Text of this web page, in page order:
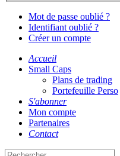
Mot de passe oublié ?
Identifiant oublié ?
Créer un compte
Accueil
Small Caps
Plans de trading
Portefeuille Perso
S'abonner
Mon compte
Partenaires
Contact